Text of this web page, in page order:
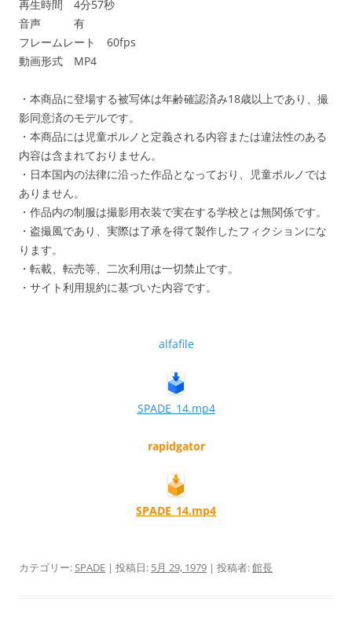
再生時間 4分57秒
音声 有
フレームレート 60fps
動画形式 MP4
・本商品に登場する被写体は年齢確認済み18歳以上であり、撮
影同意済のモデルです。
・本商品には児童ポルノと定義される内容または違法性のある
内容は含まれておりません。
・日本国内の法律に沿った作品となっており、児童ポルノでは
ありません。
・作品内の制服は撮影用衣装で実在する学校とは無関係です。
・盗撮風であり、実際は了承を得て製作したフィクションにな
ります。
・転載、転売等、二次利用は一切禁止です。
・サイト利用規約に基づいた内容です。
alfafile
SPADE_14.mp4
rapidgator
SPADE_14.mp4
カテゴリー:SPADE | 投稿日: 5月 29, 1979 | 投稿者:館長